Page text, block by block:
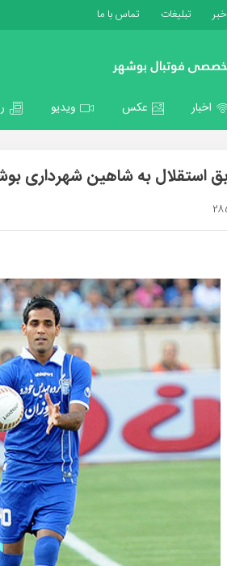
تبلیغات تماس با ما
اخبار عکس ویدیو
استقلال به شاهین شهرداری